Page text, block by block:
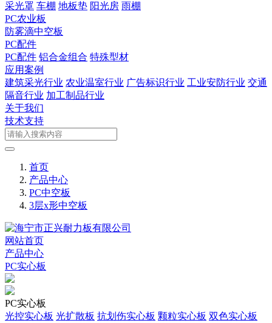
采光罩 车棚 地板垫 阳光房 雨棚
PC农业板
防雾滴中空板
PC配件
PC配件 铝合金组合 特殊型材
应用案例
建筑采光行业 农业温室行业 广告标识行业 工业安防行业 交通
隔音行业 加工制品行业
关于我们
技术支持
首页
产品中心
PC中空板
3层x形中空板
网站首页
产品中心
PC实心板
PC实心板
光控实心板 光扩散板 抗划伤实心板 颗粒实心板 双色实心板